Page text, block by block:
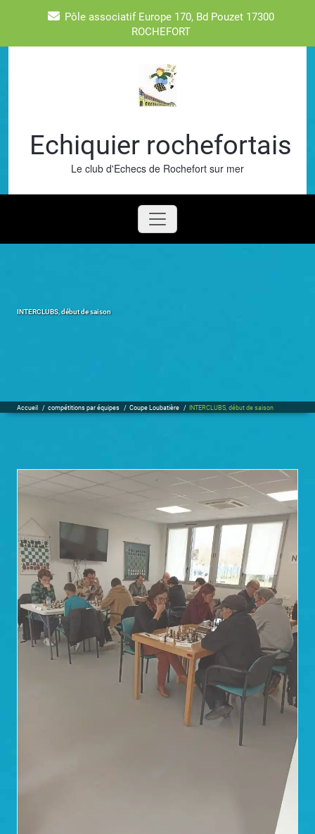
Pôle associatif Europe 170, Bd Pouzet 17300
ROCHEFORT
Echiquier rochefortais
Le club d'Echecs de Rochefort sur mer
INTERCLUBS, début de saison
Accueil / compétitions par équipes / Coupe Loubatière / INTERCLUBS, début de saison